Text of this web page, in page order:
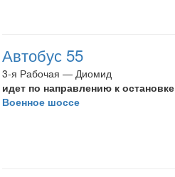
Автобус 55
3-я Рабочая — Диомид
идет по направлению к остановке
Военное шоссе